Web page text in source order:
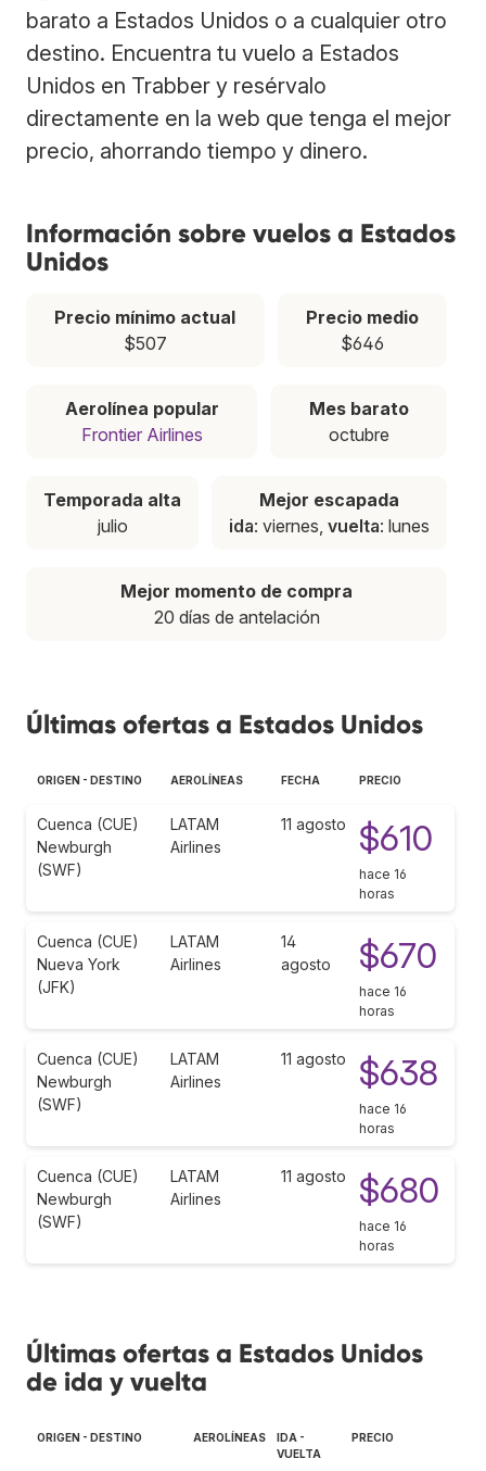
barato a Estados Unidos o a cualquier otro
destino. Encuentra tu vuelo a Estados
Unidos en Trabber y resérvalo
directamente en la web que tenga el mejor
precio, ahorrando tiempo y dinero.
Información sobre vuelos a Estados
Unidos
Precio mínimo actual
$507
Precio medio
$646
Aerolínea popular
Frontier Airlines
Mes barato
octubre
Temporada alta
julio
Mejor escapada
ida: viernes, vuelta: lunes
Mejor momento de compra
20 días de antelación
Últimas ofertas a Estados Unidos
ORIGEN - DESTINO AEROLÍNEAS FECHA PRECIO
Cuenca (CUE)
Newburgh
(SWF)
LATAM
Airlines
11 agosto $610
hace 16
horas
Cuenca (CUE)
Nueva York
(JFK)
LATAM
Airlines
14
agosto
$670
hace 16
horas
Cuenca (CUE)
Newburgh
(SWF)
LATAM
Airlines
11 agosto $638
hace 16
horas
Cuenca (CUE)
Newburgh
(SWF)
LATAM
Airlines
11 agosto $680
hace 16
horas
Últimas ofertas a Estados Unidos
de ida y vuelta
ORIGEN - DESTINO AEROLÍNEAS
IDA -
VUELTA
PRECIO